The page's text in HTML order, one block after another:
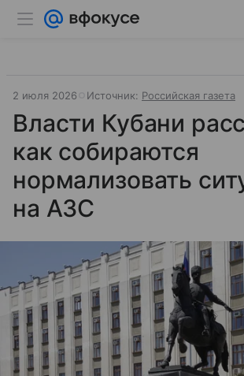
2 июля 2026 Источник: Российская газета
Власти Кубани
как собираются
нормализовать
на АЗС